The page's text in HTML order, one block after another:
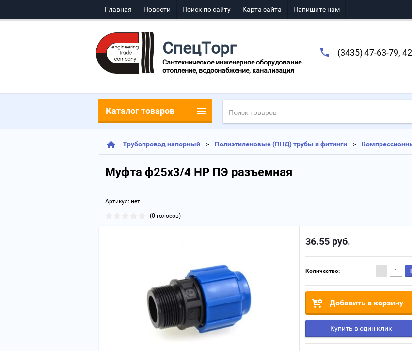
Главная Новости Поиск по сайту Карта сайта Напишите нам
СпецТорг
Сантехническое инженерное оборудование
отопление, водоснабжение, канализация
(3435) 47-63-79,
Трубопровод напорный Полиэтиленовые (ПНД) трубы и фитинги
Муфта ф25х3/4 НР ПЭ разъемная
Артикул: нет
(0 голосов)
36.55 руб.
Количество: −
Добавить в корзину
Купить в один клик
Каталог товаров